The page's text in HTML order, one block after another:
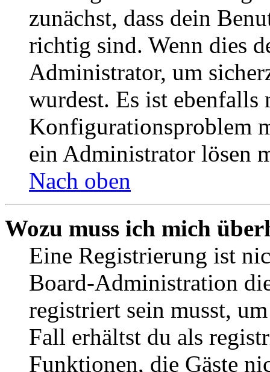
zunächst, dass dein
richtig sind. Wenn dies
Administrator, um
wurdest. Es ist ebenfalls
Konfigurationsproblem
ein Administrator lösen
Nach oben
Wozu muss ich mich
Eine Registrierung ist
Board-Administration
registriert sein musst,
Fall erhältst du als
Funktionen, die Gäste